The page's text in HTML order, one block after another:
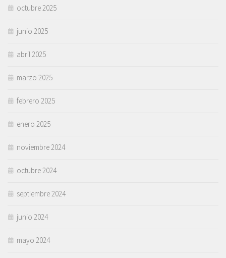
octubre 2025
junio 2025
abril 2025
marzo 2025
febrero 2025
enero 2025
noviembre 2024
octubre 2024
septiembre 2024
junio 2024
mayo 2024